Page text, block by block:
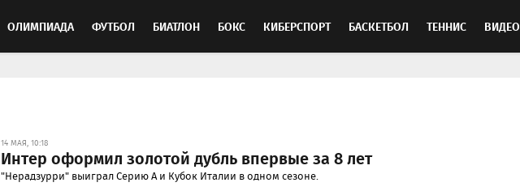
ОЛИМПИАДА ФУТБОЛ БИАТЛОН БОКС КИБЕРСПОРТ БАСКЕТБОЛ ТЕННИС ВИДЕО
14 МАЯ, 10:18
Интер оформил золотой дубль впервые за 8 лет
"Нерадзурри" выиграл Серию А и Кубок Италии в одном сезоне.